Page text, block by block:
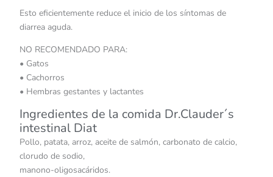
Esto eficientemente reduce el inicio de los síntomas de
diarrea aguda.
NO RECOMENDADO PARA:
• Gatos
• Cachorros
• Hembras gestantes y lactantes
Ingredientes de la comida Dr.Clauder´s
intestinal Diat
Pollo, patata, arroz, aceite de salmón, carbonato de calcio,
clorudo de sodio,
manono-oligosacáridos.